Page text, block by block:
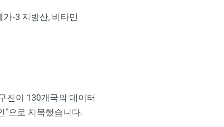
-3 지방산, 비타민
진이 130개국의 데이터
"으로 지목했습니다.